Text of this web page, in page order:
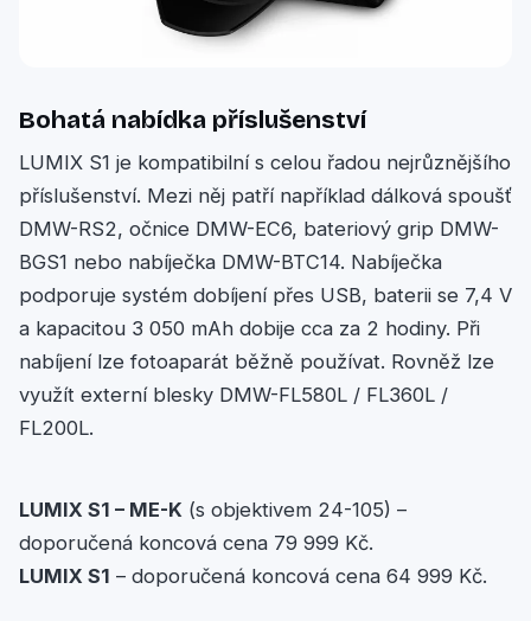
Bohatá nabídka příslušenství
LUMIX S1 je kompatibilní s celou řadou nejrůznějšího
příslušenství. Mezi něj patří například dálková spoušť
DMW-RS2, očnice DMW-EC6, bateriový grip DMW-
BGS1 nebo nabíječka DMW-BTC14. Nabíječka
podporuje systém dobíjení přes USB, baterii se 7,4 V
a kapacitou 3 050 mAh dobije cca za 2 hodiny. Při
nabíjení lze fotoaparát běžně používat. Rovněž lze
využít externí blesky DMW-FL580L / FL360L /
FL200L.
LUMIX S1 – ME-K (s objektivem 24-105) –
doporučená koncová cena 79 999 Kč.
LUMIX S1 – doporučená koncová cena 64 999 Kč.